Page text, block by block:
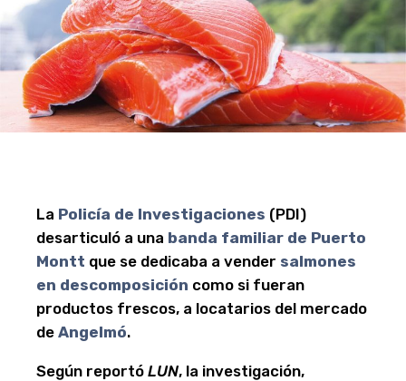
La Policía de Investigaciones (PDI)
desarticuló a una banda familiar de Puerto
Montt que se dedicaba a vender salmones
en descomposición como si fueran
productos frescos, a locatarios del mercado
de Angelmó.
Según reportó LUN, la investigación,